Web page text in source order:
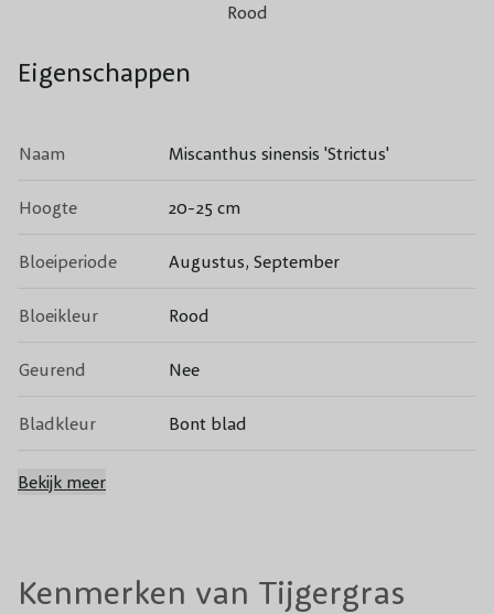
Kenmerken van Tijgergras
Rood
Eigenschappen
Naam Miscanthus sinensis 'Strictus'
Hoogte 20-25 cm
Bloeiperiode Augustus, September
Bloeikleur Rood
Geurend Nee
Bladkleur Bont blad
Groenblijvend
Snoeiperiode Voorjaar
Bekijk meer